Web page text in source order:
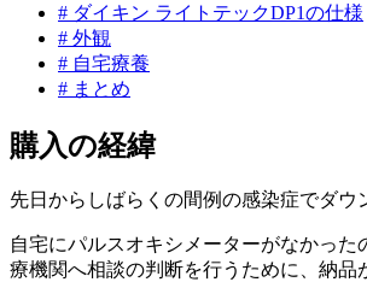
# ダイキン ライトテックDP1の仕様
# 外観
# 自宅療養
# まとめ
購入の経緯
先日からしばらくの間例の感染症でダウ
自宅にパルスオキシメーターがなかった
療機関へ相談の判断を行うために、納品